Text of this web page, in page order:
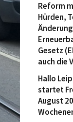
Reform
Hürden,
Gesetz
auch die
Hallo
startet
August